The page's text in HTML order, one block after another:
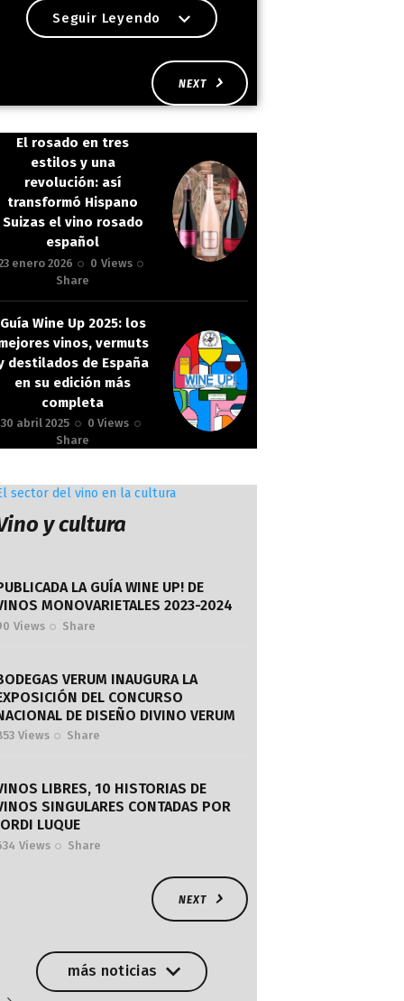
Seguir Leyendo
NEXT
El rosado en tres
estilos y una
revolución: así
transformó Hispano
Suizas el vino rosado
español
enero 2026 0 Views
Share
Guía Wine Up 2025: los
vinos, vermuts
destilados de España
en su edición más
completa
30 abril 2025 0 Views
Share
sector del vino en la cultura
y cultura
LA GUÍA WINE UP! DE
MONOVARIETALES 2023-2024
Views Share
VERUM INAUGURA LA
DEL CONCURSO
DE DISEÑO DIVINO VERUM
Views Share
LIBRES, 10 HISTORIAS DE
SINGULARES CONTADAS POR
LUQUE
Views Share
NEXT
más noticias